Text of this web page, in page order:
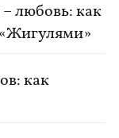
любовь: как
как